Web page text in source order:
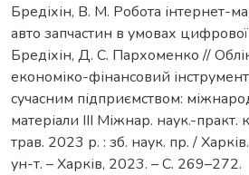
Бредіхін, В. М. Робота інтернет-
авто запчастин в умовах
Бредіхін, Д. С. Пархоменко //
економіко-фінансовий
сучасним підприємством:
матеріали ІІІ Міжнар. наук.-
трав. 2023 р. : зб. наук. пр. /
ун-т. – Харків, 2023. – С. 269–272.